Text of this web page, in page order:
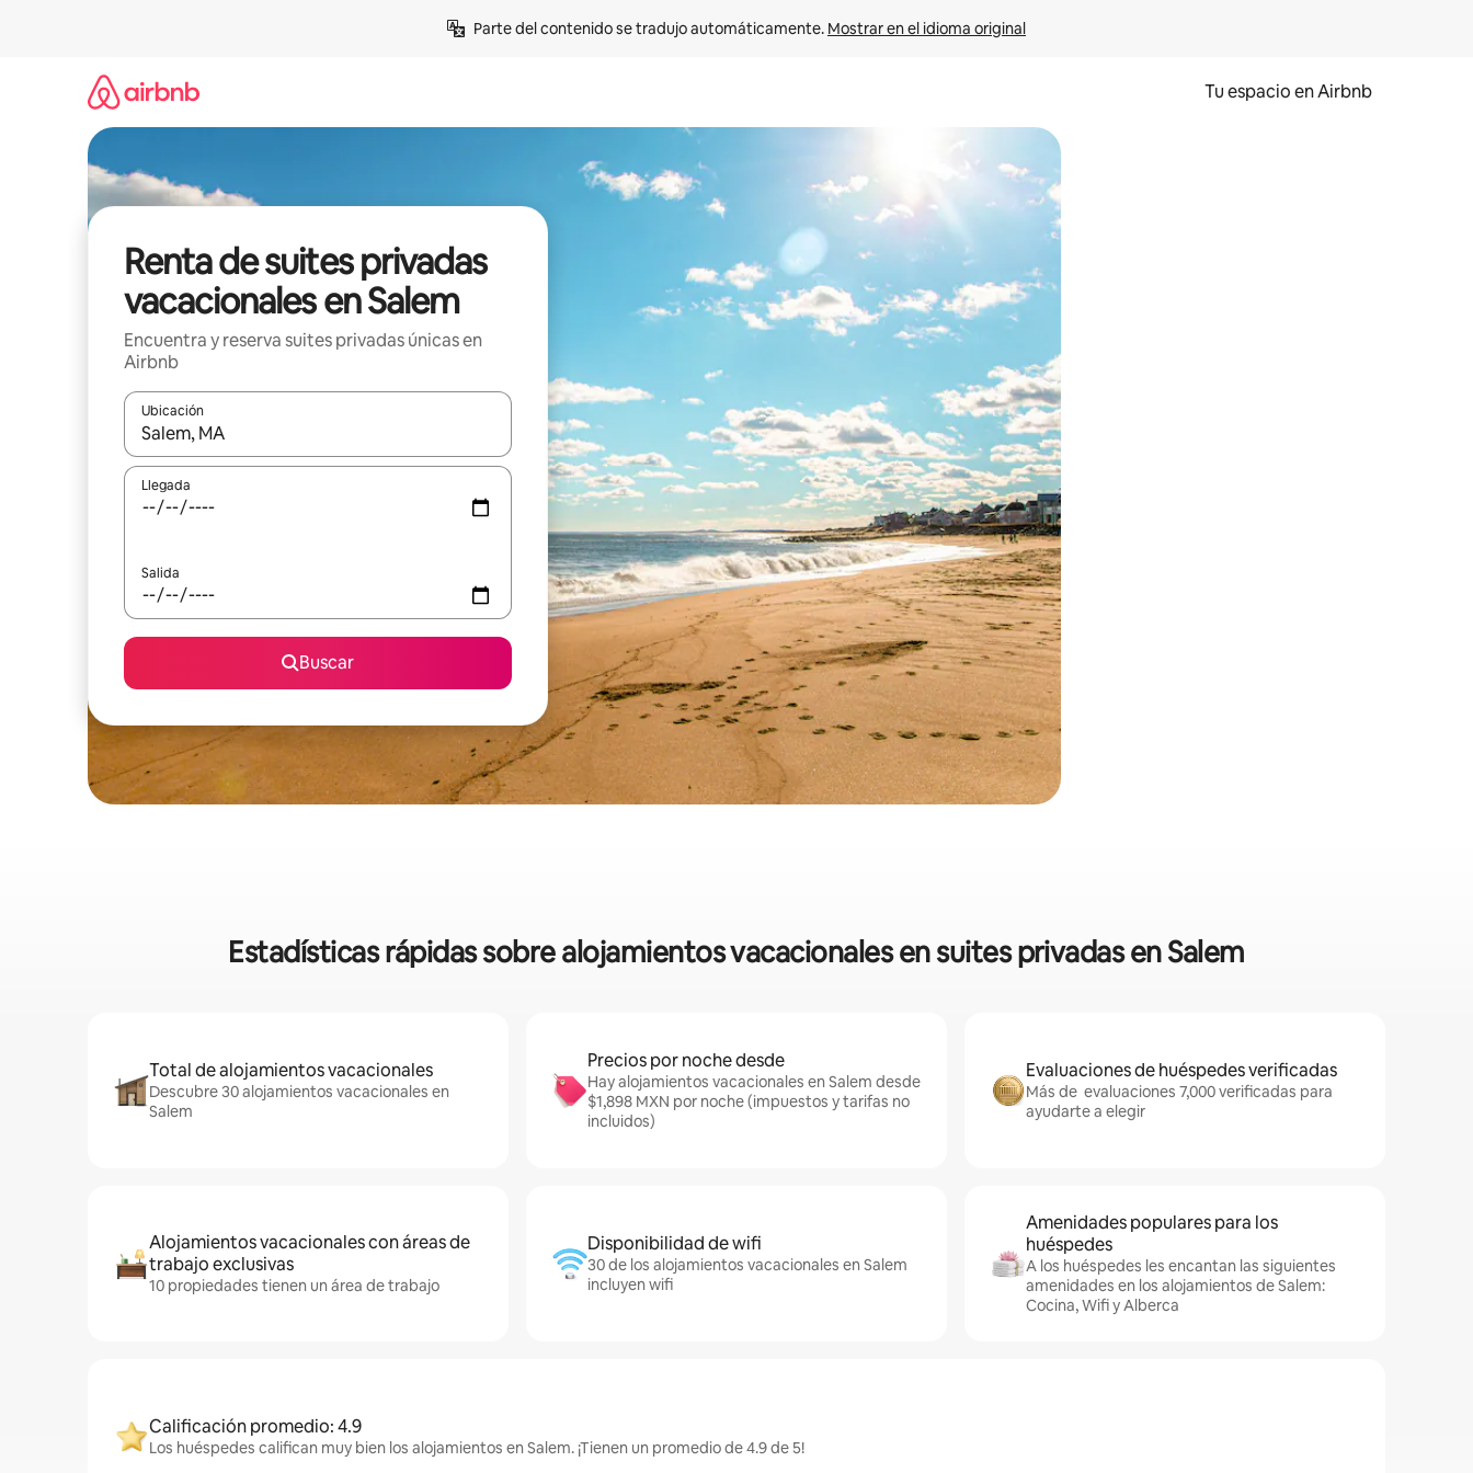
Parte del contenido se tradujo automáticamente. Mostrar en el idioma original
Tu espacio en Airbnb
Renta de suites privadas
vacacionales en Salem
Encuentra y reserva suites privadas únicas en
Airbnb
Ubicación
Cuando los resultados estén disponibles, podrás navegar usando las teclas de las flechas hacia arriba y hacia abajo, o bien tocando y deslizando la pantalla.
Llegada
Salida
Buscar
Estadísticas rápidas sobre alojamientos vacacionales en suites privadas en Salem
Total de alojamientos vacacionales
Descubre 30 alojamientos vacacionales en
Salem
Precios por noche desde
Hay alojamientos vacacionales en Salem desde
$1,898 MXN por noche (impuestos y tarifas no
incluidos)
Evaluaciones de huéspedes verificadas
Más de evaluaciones 7,000 verificadas para
ayudarte a elegir
Alojamientos vacacionales con áreas de
trabajo exclusivas
10 propiedades tienen un área de trabajo
Disponibilidad de wifi
30 de los alojamientos vacacionales en Salem
incluyen wifi
Amenidades populares para los
huéspedes
A los huéspedes les encantan las siguientes
amenidades en los alojamientos de Salem:
Cocina, Wifi y Alberca
Calificación promedio: 4.9
Los huéspedes califican muy bien los alojamientos en Salem. ¡Tienen un promedio de 4.9 de 5!